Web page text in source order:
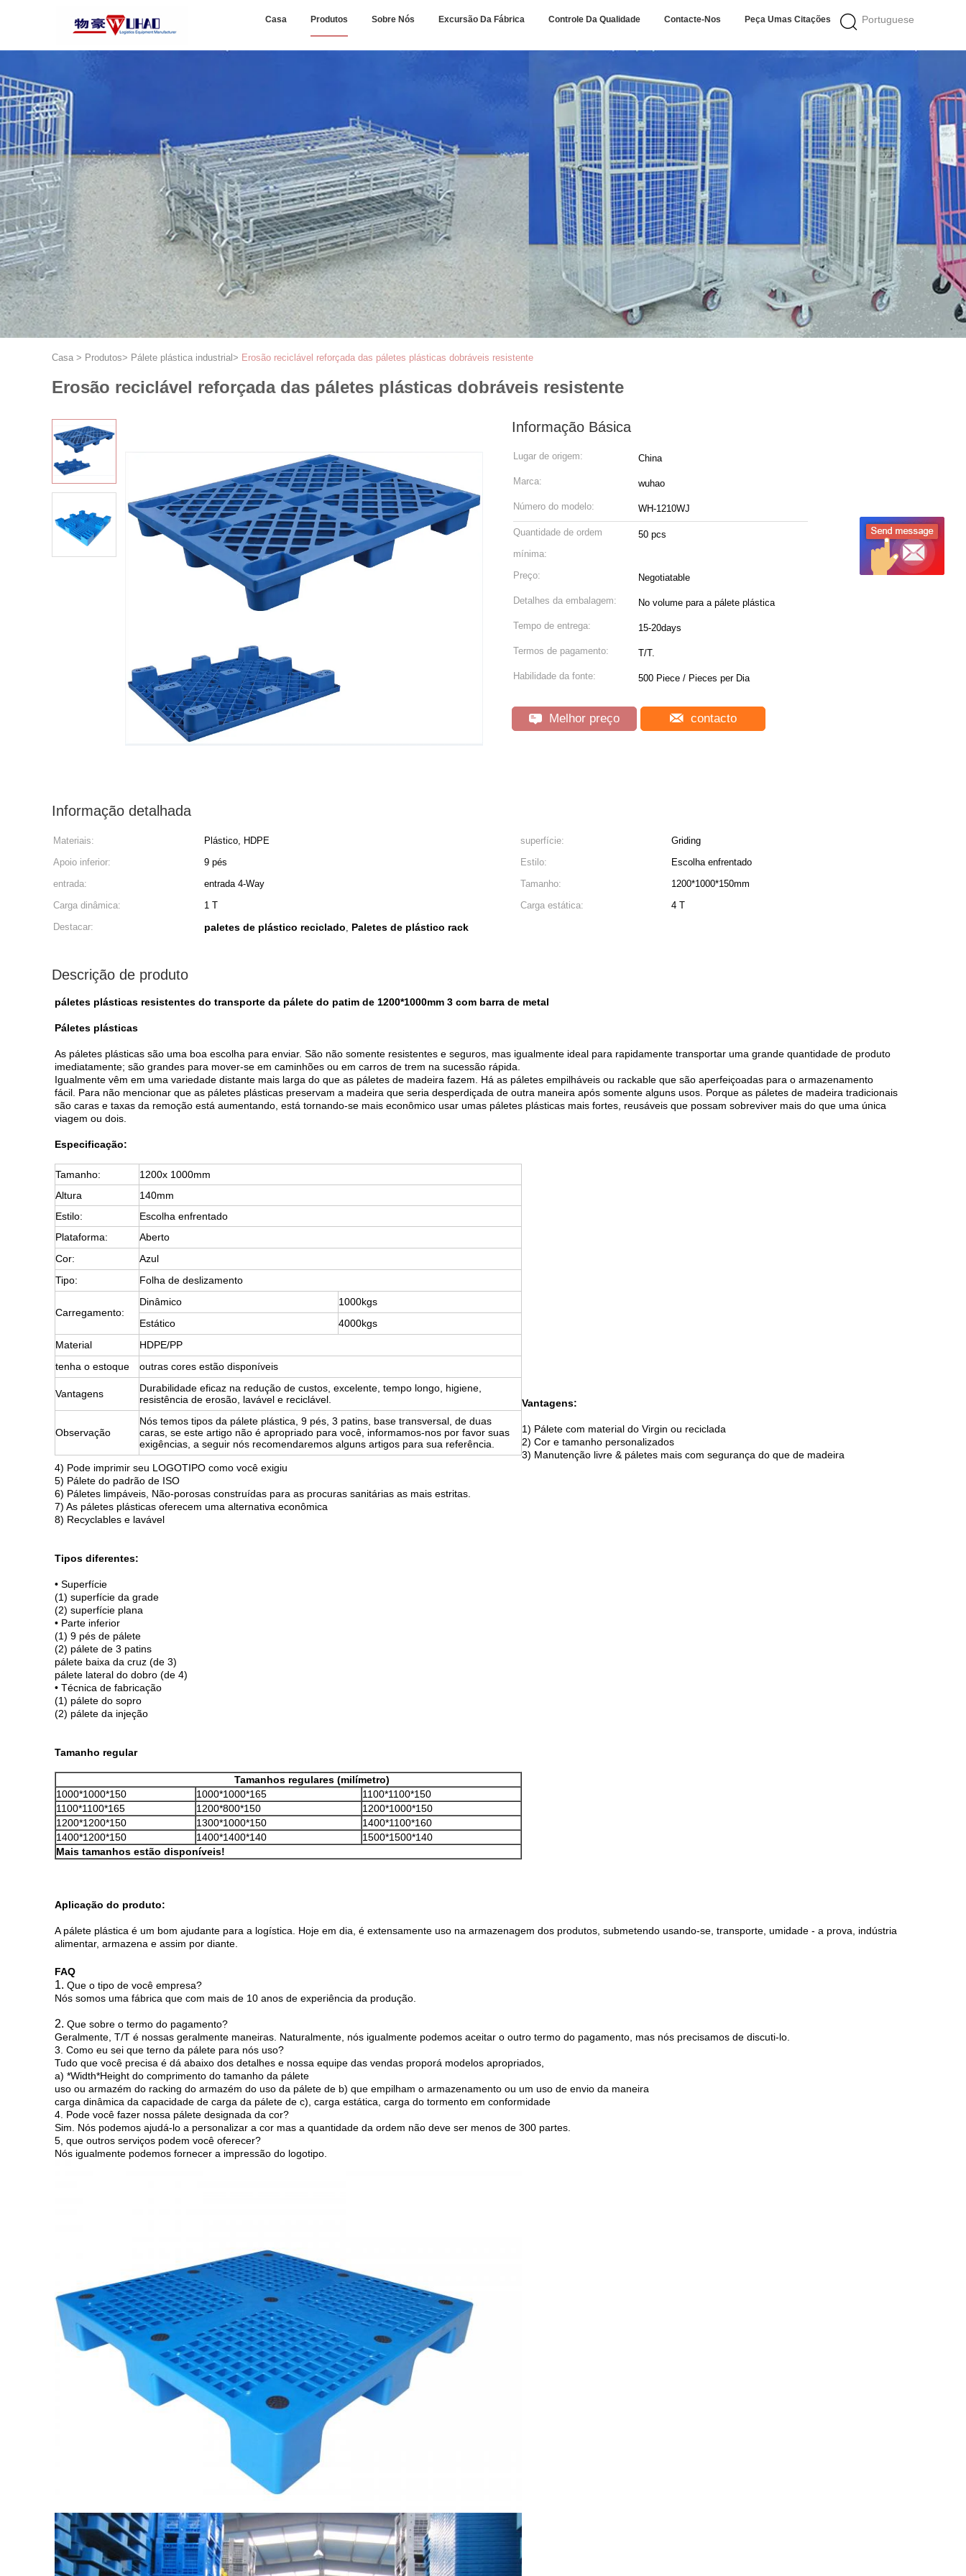
Portuguese
Casa Produtos Sobre Nós Excursão Da Fábrica Controle Da Qualidade Contacte-Nos Peça Umas Citações
Casa > Produtos> Pálete plástica industrial > Erosão reciclável reforçada das páletes plásticas dobráveis resistente
Erosão reciclável reforçada das páletes plásticas dobráveis resistente
Informação Básica
Lugar de origem: China
Marca: wuhao
Número do modelo: WH-1210WJ
Quantidade de ordem
mínima:
50 pcs
Preço: Negotiatable
Detalhes da embalagem: No volume para a pálete plástica
Tempo de entrega: 15-20days
Termos de pagamento: T/T.
Habilidade da fonte: 500 Piece / Pieces per Dia
Melhor preço contacto
Informação detalhada
Materiais: Plástico, HDPE superfície:
Griding
Apoio inferior:
9 pés Estilo:
Escolha enfrentado
entrada:
entrada 4-Way Tamanho:
1200*1000*150mm
Carga dinâmica:
1 T Carga estática:
4 T
Destacar:
paletes de plástico reciclado, Paletes de plástico rack
Descrição de produto
páletes plásticas resistentes do transporte da pálete do patim de 1200*1000mm 3 com barra de metal
Páletes plásticas
As páletes plásticas são uma boa escolha para enviar. São não somente resistentes e seguros, mas igualmente ideal para rapidamente transportar uma grande quantidade de produto
imediatamente; são grandes para mover-se em caminhões ou em carros de trem na sucessão rápida.
Igualmente vêm em uma variedade distante mais larga do que as páletes de madeira fazem. Há as páletes empilháveis ou rackable que são aperfeiçoadas para o armazenamento
fácil. Para não mencionar que as páletes plásticas preservam a madeira que seria desperdiçada de outra maneira após somente alguns usos. Porque as páletes de madeira tradicionais
são caras e taxas da remoção está aumentando, está tornando-se mais econômico usar umas páletes plásticas mais fortes, reusáveis que possam sobreviver mais do que uma única
viagem ou dois.
Especificação:
Tamanho:
1200x 1000mm
Altura
140mm
Estilo:
Escolha enfrentado
Plataforma:
Aberto
Cor:
Azul
Tipo:
Folha de deslizamento
Carregamento:
Dinâmico
1000kgs
Estático
4000kgs
Material
HDPE/PP
tenha o estoque
outras cores estão disponíveis
Vantagens
Durabilidade eficaz na redução de custos, excelente, tempo longo, higiene,
resistência de erosão, lavável e reciclável.
Observação
Nós temos tipos da pálete plástica, 9 pés, 3 patins, base transversal, de duas
caras, se este artigo não é apropriado para você, informamos-nos por favor suas
exigências, a seguir nós recomendaremos alguns artigos para sua referência.
Vantagens:
1) Pálete com material do Virgin ou reciclada
2) Cor e tamanho personalizados
3) Manutenção livre & páletes mais com segurança do que de madeira
4) Pode imprimir seu LOGOTIPO como você exigiu
5) Pálete do padrão de ISO
6) Páletes limpáveis, Não-porosas construídas para as procuras sanitárias as mais estritas.
7) As páletes plásticas oferecem uma alternativa econômica
8) Recyclables e lavável
Tipos diferentes:
• Superfície
(1) superfície da grade
(2) superfície plana
• Parte inferior
(1) 9 pés de pálete
(2) pálete de 3 patins
pálete baixa da cruz (de 3)
pálete lateral do dobro (de 4)
• Técnica de fabricação
(1) pálete do sopro
(2) pálete da injeção
Tamanho regular
Tamanhos regulares (milímetro)
1000*1000*150
1000*1000*165
1100*1100*150
1100*1100*165
1200*800*150
1200*1000*150
1200*1200*150
1300*1000*150
1400*1100*160
1400*1200*150
1400*1400*140
1500*1500*140
Mais tamanhos estão disponíveis!
Aplicação do produto:
A pálete plástica é um bom ajudante para a logística. Hoje em dia, é extensamente uso na armazenagem dos produtos, submetendo usando-se, transporte, umidade - a prova, indústria
alimentar, armazena e assim por diante.
FAQ
1. Que o tipo de você empresa?
Nós somos uma fábrica que com mais de 10 anos de experiência da produção.
2. Que sobre o termo do pagamento?
Geralmente, T/T é nossas geralmente maneiras. Naturalmente, nós igualmente podemos aceitar o outro termo do pagamento, mas nós precisamos de discuti-lo.
3. Como eu sei que terno da pálete para nós uso?
Tudo que você precisa é dá abaixo dos detalhes e nossa equipe das vendas proporá modelos apropriados,
a) *Width*Height do comprimento do tamanho da pálete
uso ou armazém do racking do armazém do uso da pálete de b) que empilham o armazenamento ou um uso de envio da maneira
carga dinâmica da capacidade de carga da pálete de c), carga estática, carga do tormento em conformidade
4. Pode você fazer nossa pálete designada da cor?
Sim. Nós podemos ajudá-lo a personalizar a cor mas a quantidade da ordem não deve ser menos de 300 partes.
5, que outros serviços podem você oferecer?
Nós igualmente podemos fornecer a impressão do logotipo.